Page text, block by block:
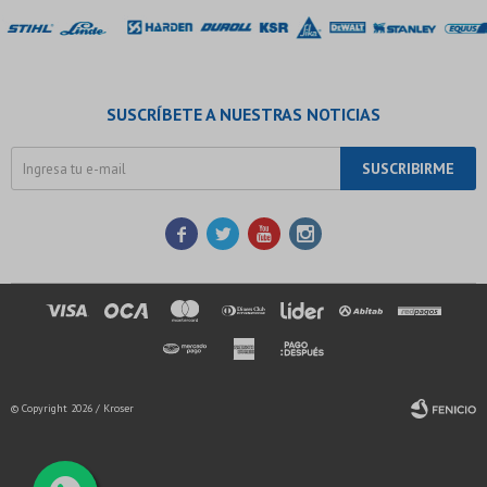
SUSCRÍBETE A NUESTRAS NOTICIAS
SUSCRIBIRME
   
© Copyright 2026 / Kroser